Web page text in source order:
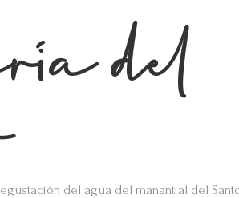
del
del agua del manantial del